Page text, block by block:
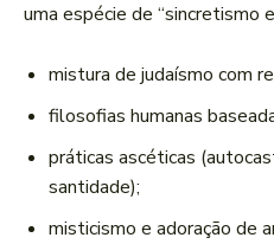
uma espécie de “sincretismo
mistura de judaísmo com
filosofias humanas
práticas ascéticas
santidade);
misticismo e adoração de